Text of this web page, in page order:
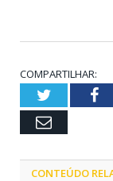
COMPARTILHAR:
Twitter
Email
CONTEÚDO